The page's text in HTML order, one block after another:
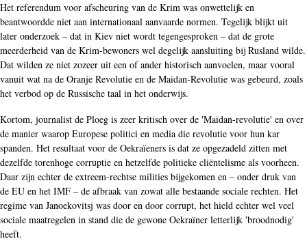
Het referendum voor afscheuring van de Krim was onwettelijk en
beantwoordde niet aan internationaal aanvaarde normen. Tegelijk blijkt uit
later onderzoek – dat in Kiev niet wordt tegengesproken – dat de grote
meerderheid van de Krim-bewoners wel degelijk aansluiting bij Rusland wilde.
Dat wilden ze niet zozeer uit een of ander historisch aanvoelen, maar vooral
vanuit wat na de Oranje Revolutie en de Maidan-Revolutie was gebeurd, zoals
het verbod op de Russische taal in het onderwijs.
Kortom, journalist de Ploeg is zeer kritisch over de 'Maidan-revolutie' en over
de manier waarop Europese politici en media die revolutie voor hun kar
spanden. Het resultaat voor de Oekraïeners is dat ze opgezadeld zitten met
dezelfde torenhoge corruptie en hetzelfde politieke cliëntelisme als voorheen.
Daar zijn echter de extreem-rechtse milities bijgekomen en – onder druk van
de EU en het IMF – de afbraak van zowat alle bestaande sociale rechten. Het
regime van Janoekovitsj was door en door corrupt, het hield echter wel veel
sociale maatregelen in stand die de gewone Oekraïner letterlijk 'broodnodig'
heeft.